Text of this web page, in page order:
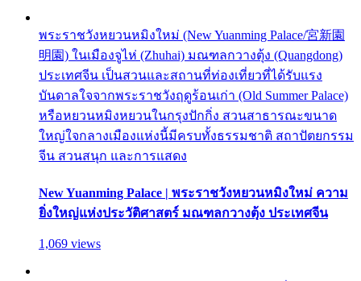
พระราชวังหยวนหมิงใหม่ (New Yuanming Palace/宮新園
明園) ในเมืองจูไห่ (Zhuhai) มณฑลกวางตุ้ง (Quangdong)
ประเทศจีน เป็นสวนและสถานที่ท่องเที่ยวที่ได้รับแรง
บันดาลใจจากพระราชวังฤดูร้อนเก่า (Old Summer Palace)
หรือหยวนหมิงหยวนในกรุงปักกิ่ง สวนสาธารณะขนาด
ใหญ่ใจกลางเมืองแห่งนี้มีครบทั้งธรรมชาติ สถาปัตยกรรม
จีน สวนสนุก และการแสดง
New Yuanming Palace | พระราชวังหยวนหมิงใหม่ ความ
ยิ่งใหญ่แห่งประวัติศาสตร์ มณฑลกวางตุ้ง ประเทศจีน
1,069 views